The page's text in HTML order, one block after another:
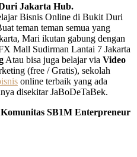
Jakarta Hub.
Bisnis Online di Bukit Duri
teman teman semua yang
Mari ikutan gabung dengan
Mall Sudirman Lantai 7 Jakarta
Atau bisa juga belajar via Video
(free / Gratis), sekolah
online terbaik yang ada
disekitar JaBoDeTaBek.
SB1M Enterpreneur